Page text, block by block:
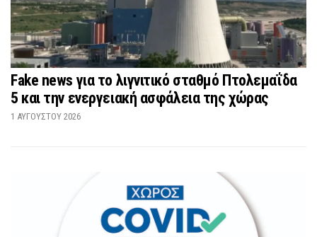
Fake news για το λιγνιτικό σταθμό Πτολεμαΐδα
5 και την ενεργειακή ασφάλεια της χώρας
1 ΑΥΓΟΎΣΤΟΥ 2026